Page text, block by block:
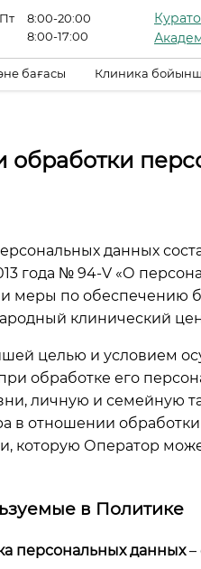
8:00-20:00
8:00-17:00
бағасы Клиника
обработки
данных
года № 94-V «О
меры по обеспечению
клинический
целью и условием
обработке его
личную и семейную
в отношении
которую Оператор
в Политике
персональных данных–